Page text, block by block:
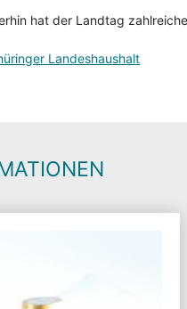
hat der Landtag
Landeshaushalt